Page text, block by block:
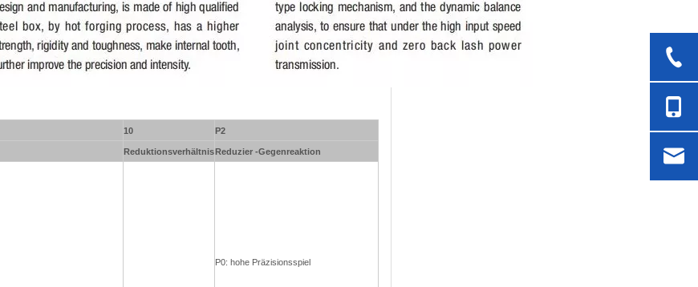
10 P2
ReduktionsverhältnisReduzier -Gegenreaktion
P0: hohe Präzisionsspiel